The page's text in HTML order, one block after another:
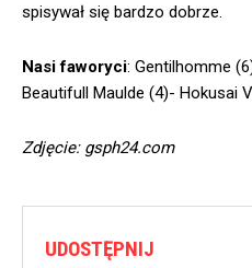
spisywał się bardzo dobrze.
Nasi faworyci: Gentilhomme
Beautifull Maulde (4)- Hokusai
Zdjęcie: gsph24.com
UDOSTĘPNIJ